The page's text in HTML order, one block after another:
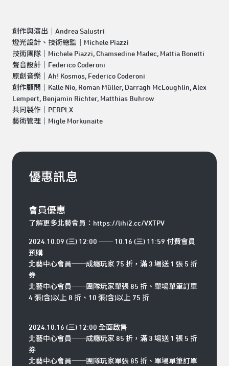
創作與演出｜Andrea Salustri
燈光設計、技術總監｜Michele Piazzi
技術團隊｜Michele Piazzi, Chamsedine Madec, Mattia Bonetti
聲音設計｜Federico Coderoni
原創音樂｜Ah! Kosmos, Federico Coderoni
創作顧問｜Kalle Nio, Roman Müller, Darragh McLoughlin, Alex
Lempert, Benjamin Richter, Matthias Buhrow
共同製作｜PERPLX
藝術管理｜Migle Morkunaite
優惠訊息
會員優惠
了解更多北藝會員： https://lihi2.cc/VXTPV
2024.10.09 (三) 12:00 ── 10.16 (三) 11:59 付費會員
預購
北藝中心會員──成癮玩家 75 折，滿 3 場送 1 張 5 折
券
北藝中心會員──團隊玩家單張 85 折、單場單筆訂單
4 張(含)以上 8 折、10 張(含)以上 75 折
2024.10.16 (三) 12:00 全面啟售
北藝中心會員──成癮玩家 85 折，滿 3 場送 1 張 5 折
券
北藝中心會員──團隊玩家單張 85 折、單場單筆訂單